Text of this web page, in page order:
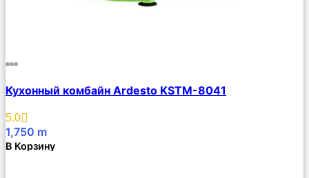
Описание
Избранное
Кухонный комбайн Ardesto KSTM-8041
5.0
1,750 m
В Корзину